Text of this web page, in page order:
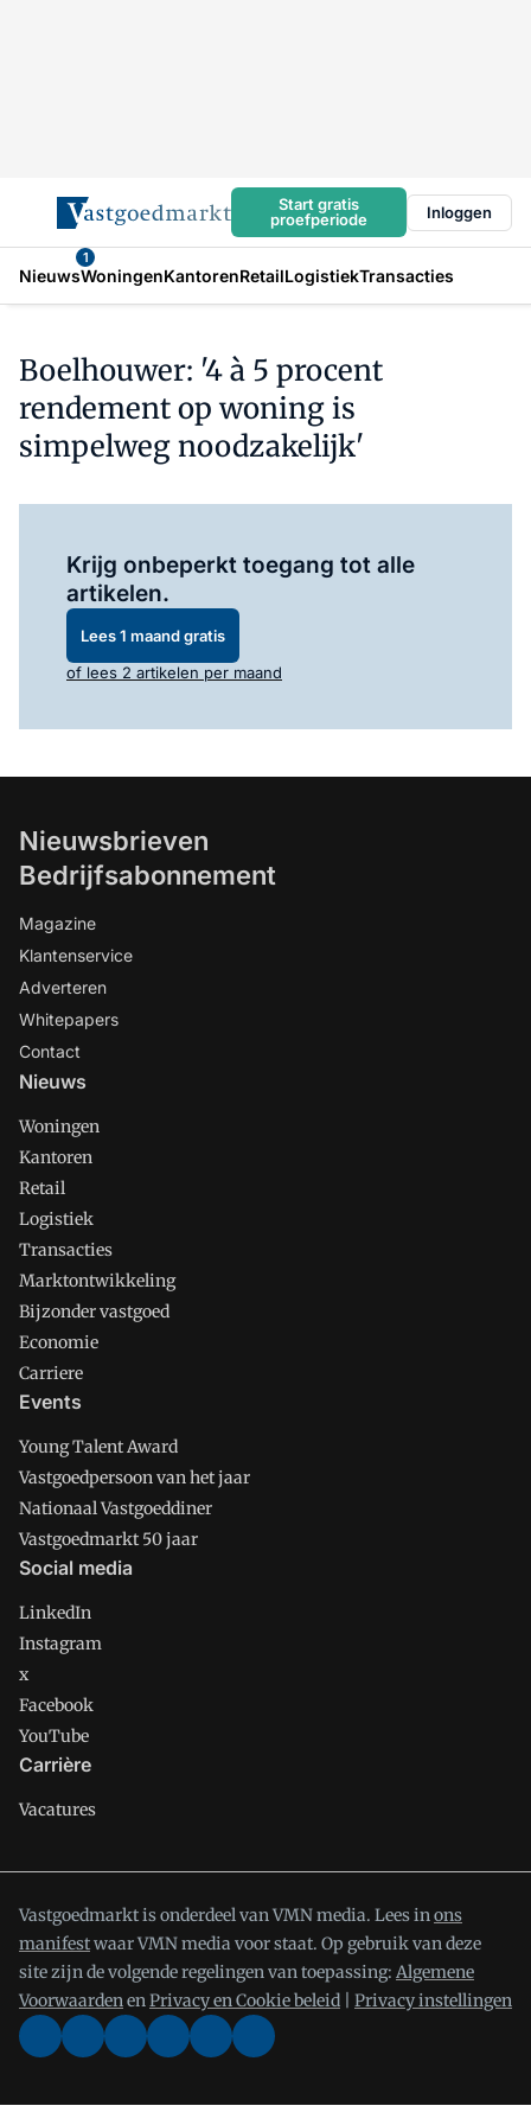
Start gratis
proefperiode
Inloggen
Nieuws
1
WoningenKantorenRetailLogistiekTransacties
Boelhouwer: '4 à 5 procent
rendement op woning is
simpelweg noodzakelijk'
Krijg onbeperkt toegang tot alle
artikelen.
Lees 1 maand gratis
of lees 2 artikelen per maand
Nieuwsbrieven
Bedrijfsabonnement
Magazine
Klantenservice
Adverteren
Whitepapers
Contact
Nieuws
Woningen
Kantoren
Retail
Logistiek
Transacties
Marktontwikkeling
Bijzonder vastgoed
Economie
Carriere
Events
Young Talent Award
Vastgoedpersoon van het jaar
Nationaal Vastgoeddiner
Vastgoedmarkt 50 jaar
Social media
LinkedIn
Instagram
x
Facebook
YouTube
Carrière
Vacatures
Vastgoedmarkt is onderdeel van VMN media. Lees inons
manifestwaar VMN media voor staat. Op gebruik van deze
site zijn de volgende regelingen van toepassing: Algemene
VoorwaardenenPrivacy en Cookie beleid Privacy instellingen